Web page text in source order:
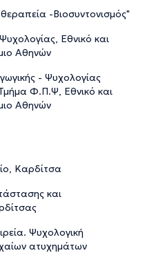
-Βιοσυντονισμός"
Εθνικό και
Αθηνών
- Ψυχολογίας
Φ.Π.Ψ, Εθνικό και
Αθηνών
Καρδίτσα
και
Ψυχολογική
ατυχημάτων